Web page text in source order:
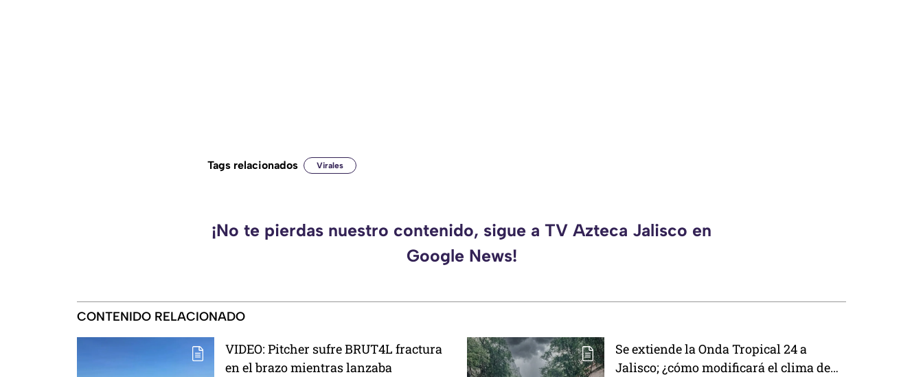
Tags relacionados Virales
¡No te pierdas nuestro contenido, sigue a TV Azteca Jalisco en
Google News!
CONTENIDO RELACIONADO
VIDEO: Pitcher sufre BRUT4L fractura
en el brazo mientras lanzaba
Se extiende la Onda Tropical 24 a
Jalisco; ¿cómo modificará el clima de